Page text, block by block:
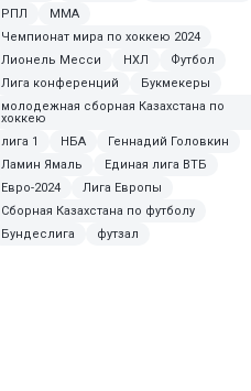
РПЛ
ММА
Чемпионат мира по хоккею 2024
Лионель Месси
НХЛ
Футбол
Лига конференций
Букмекеры
молодежная сборная Казахстана по
хоккею
лига 1
НБА
Геннадий Головкин
Ламин Ямаль
Единая лига ВТБ
Евро-2024
Лига Европы
Сборная Казахстана по футболу
Бундеслига
футзал